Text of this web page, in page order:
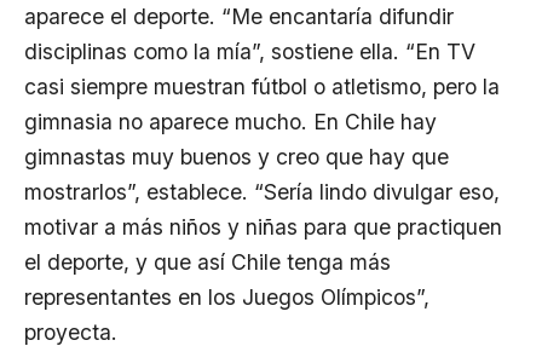
aparece el deporte. “Me encantaría difundir
disciplinas como la mía”, sostiene ella. “En TV
casi siempre muestran fútbol o atletismo, pero la
gimnasia no aparece mucho. En Chile hay
gimnastas muy buenos y creo que hay que
mostrarlos”, establece. “Sería lindo divulgar eso,
motivar a más niños y niñas para que practiquen
el deporte, y que así Chile tenga más
representantes en los Juegos Olímpicos”,
proyecta.